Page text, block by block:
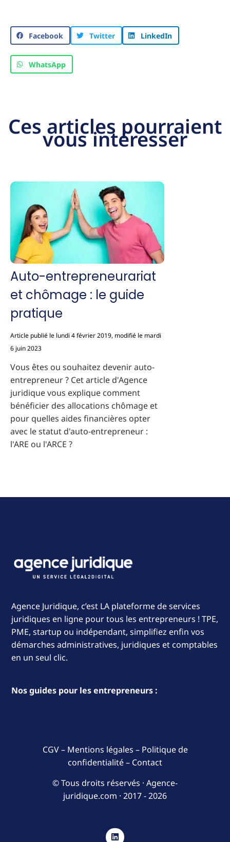
Facebook Twitter LinkedIn
WhatsApp
Ces articles pourraient
vous intéresser
Auto-entrepreneurariat
et chômage : le guide
pratique
Article publié le lundi 4 février 2019, modifié le mardi
6 juin 2023
Vous êtes ou souhaitez devenir auto-
entrepreneur ? Cet article d'Agence
juridique vous explique comment
bénéficier des allocations chômage et
pour quelles aides financières opter
avec le statut d'auto-entrepreneur :
l'ARE ou l'ARCE ?
Agence Juridique, c’est LA plateforme de services
juridiques en ligne pour tous les entrepreneurs ! TPE,
PME, startup ou indépendant, simplifiez enfin vos
démarches administratives, juridiques et comptables
en un seul clic.
Nos guides pour les entrepreneurs :
CGV– Mentions légales – Politique de
confidentialité– Contact
© Tous droits réservés · Agence-
juridique.com · 2017 - 2026